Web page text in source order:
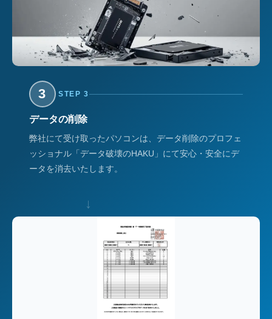
3 STEP 3
データの削除
弊社にて受け取ったパソコンは、データ削除のプロフェ
ッショナル「データ破壊のHAKU」にて安心・安全にデ
ータを消去いたします。
↓